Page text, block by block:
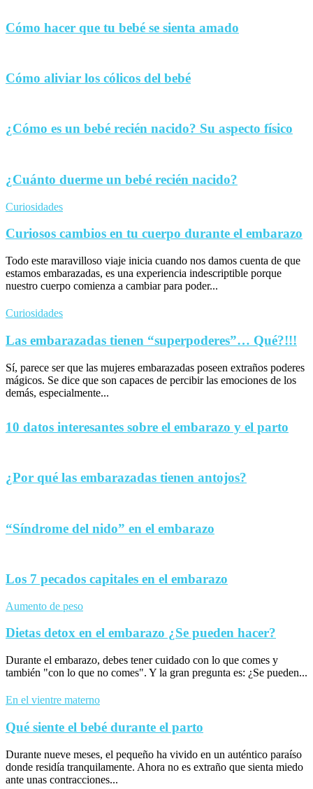
Cómo hacer que tu bebé se sienta amado
Cómo aliviar los cólicos del bebé
¿Cómo es un bebé recién nacido? Su aspecto físico
¿Cuánto duerme un bebé recién nacido?
Curiosidades
Curiosos cambios en tu cuerpo durante el embarazo
Todo este maravilloso viaje inicia cuando nos damos cuenta de que
estamos embarazadas, es una experiencia indescriptible porque
nuestro cuerpo comienza a cambiar para poder...
Curiosidades
Las embarazadas tienen “superpoderes”… Qué?!!!
Sí, parece ser que las mujeres embarazadas poseen extraños poderes
mágicos. Se dice que son capaces de percibir las emociones de los
demás, especialmente...
10 datos interesantes sobre el embarazo y el parto
¿Por qué las embarazadas tienen antojos?
“Síndrome del nido” en el embarazo
Los 7 pecados capitales en el embarazo
Aumento de peso
Dietas detox en el embarazo ¿Se pueden hacer?
Durante el embarazo, debes tener cuidado con lo que comes y
también "con lo que no comes". Y la gran pregunta es: ¿Se pueden...
En el vientre materno
Qué siente el bebé durante el parto
Durante nueve meses, el pequeño ha vivido en un auténtico paraíso
donde residía tranquilamente. Ahora no es extraño que sienta miedo
ante unas contracciones...